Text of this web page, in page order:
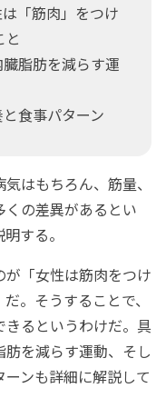
「筋肉」をつけ
と
脂肪を減らす運
食事パターン
はもちろん、筋量、
の差異があるとい
する。
「女性は筋肉をつけ
。そうすることで、
るというわけだ。具
を減らす運動、そし
ンも詳細に解説して